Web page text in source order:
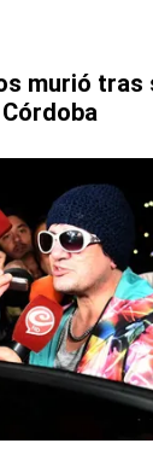
murió